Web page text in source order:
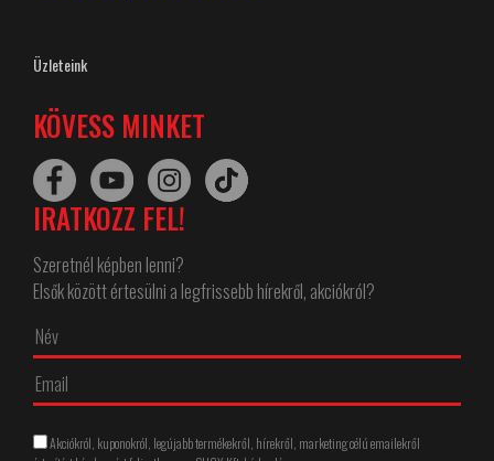
Üzleteink
KÖVESS MINKET
IRATKOZZ FEL!
Szeretnél képben lenni?
Elsők között értesülni a legfrissebb hírekről, akciókról?
Akciókról, kuponokról, legújabb termékekről, hírekről, marketing célú emailekről